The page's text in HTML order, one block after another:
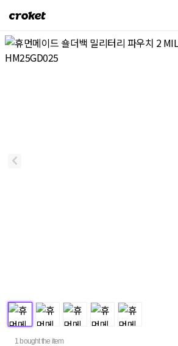
크
켓
1 bought the item